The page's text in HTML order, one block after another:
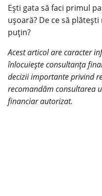
Ești gata să faci primul
ușoară? De ce să
puțin?
Acest articol are caracter
înlocuiește consultanța
decizii importante privind
recomandăm consultarea
financiar autorizat.